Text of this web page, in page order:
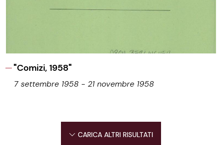
"Comizi, 1958"
7 settembre 1958 - 21 novembre 1958
CARICA ALTRI RISULTATI